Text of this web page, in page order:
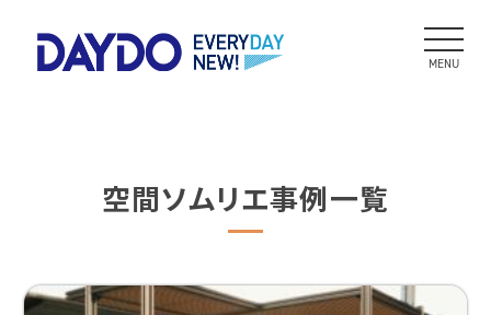
空間ソムリエ事例一覧
MENU